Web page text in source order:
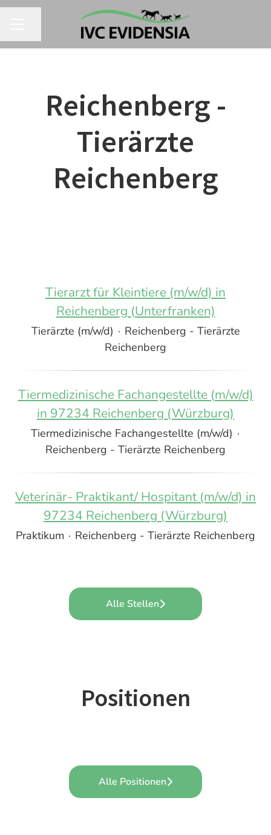
Reichenberg -
Tierärzte
Reichenberg
Tierarzt für Kleintiere (m/w/d) in
Reichenberg (Unterfranken)
Tierärzte (m/w/d) · Reichenberg - Tierärzte
Reichenberg
Tiermedizinische Fachangestellte (m/w/d)
in 97234 Reichenberg (Würzburg)
Tiermedizinische Fachangestellte (m/w/d) ·
Reichenberg - Tierärzte Reichenberg
Veterinär- Praktikant/ Hospitant (m/w/d) in
97234 Reichenberg (Würzburg)
Praktikum · Reichenberg - Tierärzte Reichenberg
Alle Stellen
Positionen
Alle Positionen